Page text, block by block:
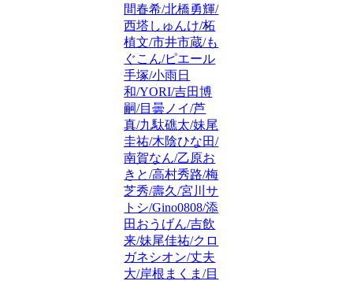
間春希/北橋勇輝/
西塔しゅんけ/柘
植文/市井市蔵/も
ぐこん/ピエール
手塚/小雨日
和/YORI/吉田博
嗣/目曇ノイ/芦
真/九駄礁太/妹尾
圭祐/木陰ひな田/
南賀なん/乙原お
きと/高村秀路/梅
芝秀/壽久/宮川サ
トシ/Gino0808/添
田おうげん/吉飲
来/妹尾佳祐/クロ
ガネシオン/丈夫
大/岸根まくま/目